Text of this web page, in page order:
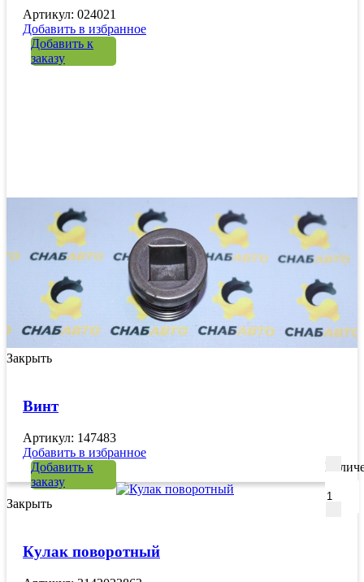
Артикул: 024021
Добавить в избранное
Добавить к
заказу
Закрыть
Винт
Артикул: 147483
Добавить в избранное
Добавить к
заказу
Закрыть
Кулак поворотный